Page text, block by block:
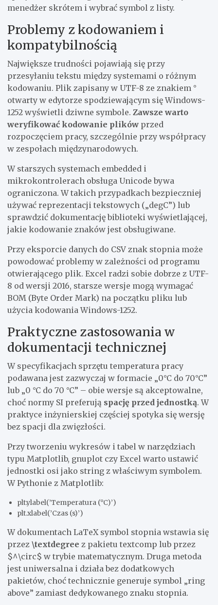
menedżer skrótem i wybrać symbol z listy.
Problemy z kodowaniem i
kompatybilnością
Największe trudności pojawiają się przy
przesyłaniu tekstu między systemami o różnym
kodowaniu. Plik zapisany w UTF-8 ze znakiem °
otwarty w edytorze spodziewającym się Windows-
1252 wyświetli dziwne symbole. Zawsze warto
weryfikować kodowanie plików przed
rozpoczęciem pracy, szczególnie przy współpracy
w zespołach międzynarodowych.
W starszych systemach embedded i
mikrokontrolerach obsługa Unicode bywa
ograniczona. W takich przypadkach bezpieczniej
używać reprezentacji tekstowych („degC”) lub
sprawdzić dokumentację biblioteki wyświetlającej,
jakie kodowanie znaków jest obsługiwane.
Przy eksporcie danych do CSV znak stopnia może
powodować problemy w zależności od programu
otwierającego plik. Excel radzi sobie dobrze z UTF-
8 od wersji 2016, starsze wersje mogą wymagać
BOM (Byte Order Mark) na początku pliku lub
użycia kodowania Windows-1252.
Praktyczne zastosowania w
dokumentacji technicznej
W specyfikacjach sprzętu temperatura pracy
podawana jest zazwyczaj w formacie „0°C do 70°C”
lub „0 °C do 70 °C” – obie wersje są akceptowalne,
choć normy SI preferują spację przed jednostką. W
praktyce inżynierskiej częściej spotyka się wersję
bez spacji dla zwięzłości.
Przy tworzeniu wykresów i tabel w narzędziach
typu Matplotlib, gnuplot czy Excel warto ustawić
jednostki osi jako string z właściwym symbolem.
W Pythonie z Matplotlib:
plt.ylabel(’Temperatura (°C)’)
plt.xlabel(’Czas (s)’)
W dokumentach LaTeX symbol stopnia wstawia się
przez \textdegree z pakietu textcomp lub przez
$^\circ$ w trybie matematycznym. Druga metoda
jest uniwersalna i działa bez dodatkowych
pakietów, choć technicznie generuje symbol „ring
above” zamiast dedykowanego znaku stopnia.